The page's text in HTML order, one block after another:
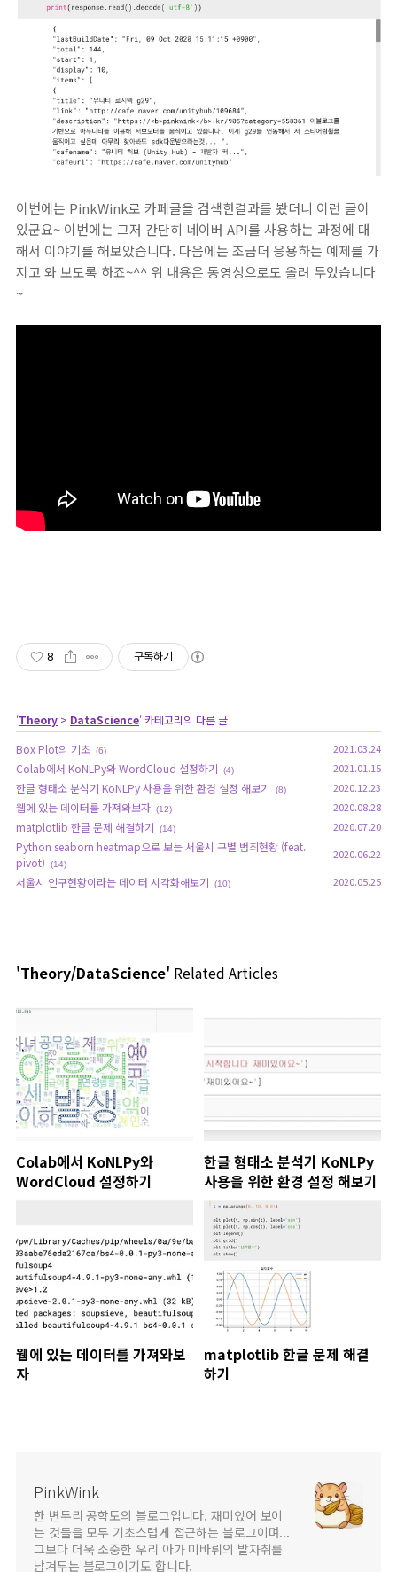
이번에는 PinkWink로 카페글을 검색한결과를 봤더니 이런 글이
있군요~ 이번에는 그저 간단히 네이버 API를 사용하는 과정에 대
해서 이야기를 해보았습니다. 다음에는 조금더 응용하는 예제를 가
지고 와 보도록 하죠~^^ 위 내용은 동영상으로도 올려 두었습니다
~
8 구독하기
'Theory > DataScience' 카테고리의 다른 글
Box Plot의 기초 (6) 2021.03.24
Colab에서 KoNLPy와 WordCloud 설정하기 (4) 2021.01.15
한글 형태소 분석기 KoNLPy 사용을 위한 환경 설정 해보기 (8) 2020.12.23
웹에 있는 데이터를 가져와보자 (12) 2020.08.28
matplotlib 한글 문제 해결하기 (14) 2020.07.20
Python seaborn heatmap으로 보는 서울시 구별 범죄현황 (feat.
pivot)
(14)
2020.06.22
서울시 인구현황이라는 데이터 시각화해보기 (10) 2020.05.25
'Theory/DataScience' Related Articles
Colab에서 KoNLPy와
WordCloud 설정하기
한글 형태소 분석기 KoNLPy
사용을 위한 환경 설정 해보기
웹에 있는 데이터를 가져와보
자
matplotlib 한글 문제 해결
하기
PinkWink
한 변두리 공학도의 블로그입니다. 재미있어 보이
는 것들을 모두 기초스럽게 접근하는 블로그이며...
그보다 더욱 소중한 우리 아가 미바뤼의 발자취를
남겨두는 블로그이기도 합니다.